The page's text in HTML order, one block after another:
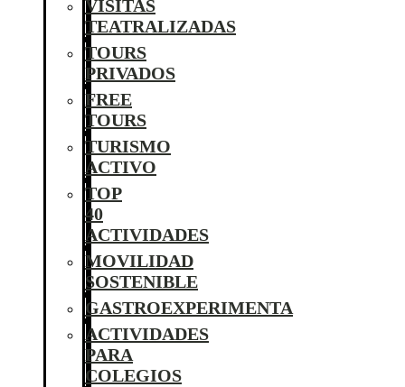
VISITAS
TEATRALIZADAS
TOURS
PRIVADOS
FREE
TOURS
TURISMO
ACTIVO
TOP
40
ACTIVIDADES
MOVILIDAD
SOSTENIBLE
GASTROEXPERIMENTA
ACTIVIDADES
PARA
COLEGIOS